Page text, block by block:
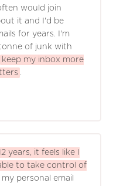
would join
it and I'd be
for years. I'm
of junk with
keep my inbox more
.
years, it feels like I
to take control of
personal email